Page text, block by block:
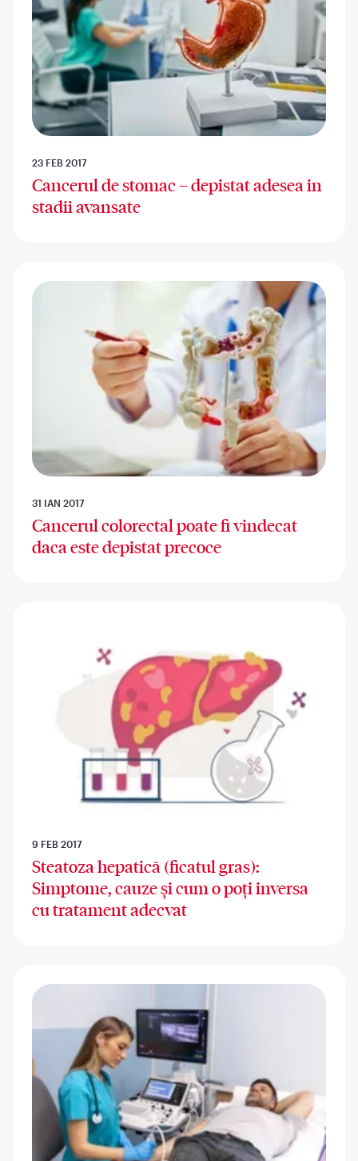
23 FEB 2017
Cancerul de stomac – depistat adesea in
stadii avansate
31 IAN 2017
Cancerul colorectal poate fi vindecat
daca este depistat precoce
9 FEB 2017
Steatoza hepatică (ficatul gras):
Simptome, cauze și cum o poți inversa
cu tratament adecvat